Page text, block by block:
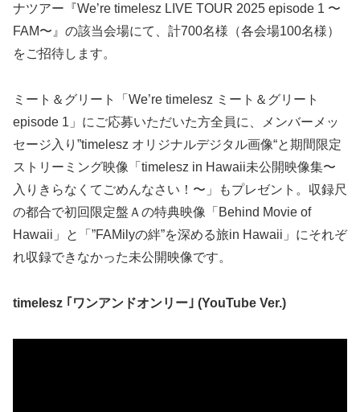
ナツアー『We’re timelesz LIVE TOUR 2025 episode 1 〜
FAM〜』の該当会場にて、計700名様（各会場100名様）
をご招待します。
ミート＆グリート「We’re timelesz ミート＆グリート
episode 1」にご応募いただいた方全員に、メンバーメッ
セージ入り”timelesz オリジナルデジタル画像“と期間限定
ストリーミング映像「timelesz in Hawaii未公開映像集〜
入りきらなくてごめんなさい！〜」もプレゼント。収録尺
の都合で初回限定盤Ａの特典映像「Behind Movie of
Hawaii」と「”FAMilyの絆”を深める旅in Hawaii」にそれぞ
れ収録できなかった未公開映像です。
timelesz ｢ワンアンドオンリー｣ (YouTube Ver.)